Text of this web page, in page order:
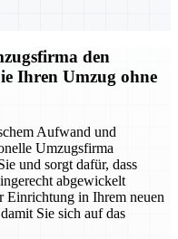
den
Ihren Umzug ohne
Aufwand und
Umzugsfirma
und sorgt dafür, dass
abgewickelt
Einrichtung in Ihrem neuen
Sie sich auf das